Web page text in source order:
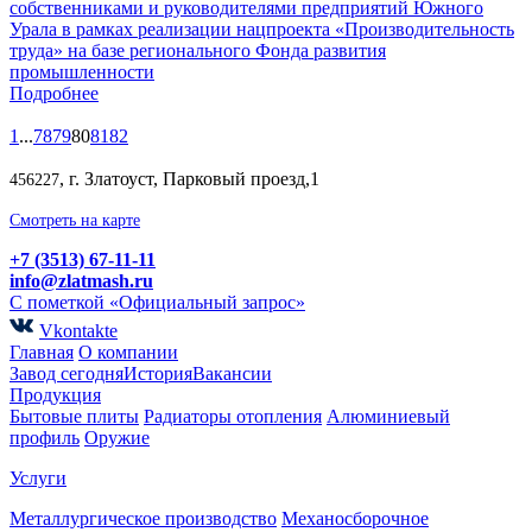
собственниками и руководителями предприятий Южного
Урала в рамках реализации нацпроекта «Производительность
труда» на базе регионального Фонда развития
промышленности
Подробнее
1 ...7879808182
456227, г. Златоуст, Парковый проезд,1
Смотреть на карте
+7 (3513) 67-11-11
info@zlatmash.ru
С пометкой «Официальный запрос»
Vkontakte
Главная О компании
Завод сегодняИсторияВакансии
Продукция
Бытовые плиты Радиаторы отопления Алюминиевый
профиль Оружие
Услуги
Металлургическое производство Механосборочное